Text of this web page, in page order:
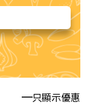
只顯示優惠